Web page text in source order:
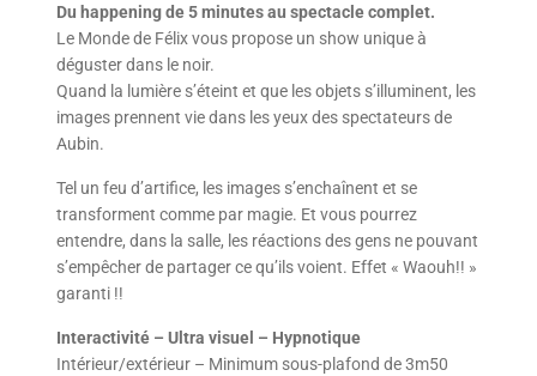
Du happening de 5 minutes au spectacle complet.
Le Monde de Félix vous propose un show unique à
déguster dans le noir.
Quand la lumière s’éteint et que les objets s’illuminent, les
images prennent vie dans les yeux des spectateurs de
Aubin.
Tel un feu d’artifice, les images s’enchaînent et se
transforment comme par magie. Et vous pourrez
entendre, dans la salle, les réactions des gens ne pouvant
s’empêcher de partager ce qu’ils voient. Effet « Waouh!! »
garanti !!
Interactivité – Ultra visuel – Hypnotique
Intérieur/extérieur – Minimum sous-plafond de 3m50